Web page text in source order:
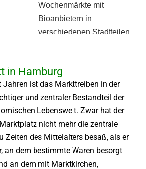
Wochenmärkte mit
Bioanbietern in
verschiedenen Stadtteilen.
in Hamburg
Jahren ist das Markttreiben in der
und zentraler Bestandteil der
Lebenswelt. Zwar hat der
nicht mehr die zentrale
Zeiten des Mittelalters besaß, als er
an dem bestimmte Waren besorgt
an dem mit Marktkirchen,